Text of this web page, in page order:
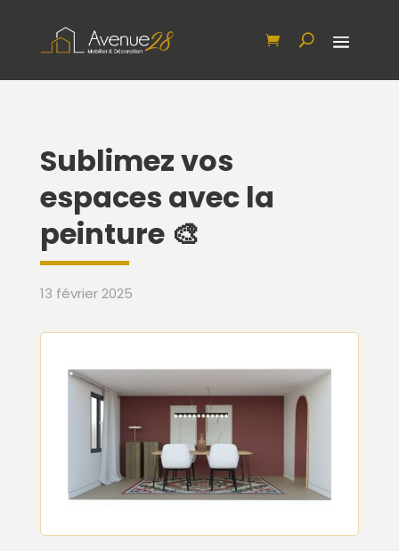
Sublimez vos
espaces avec la
peinture 🎨
13 février 2025